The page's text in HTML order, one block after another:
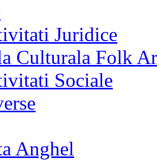
Juridice
Culturala Folk
Sociale
Anghel